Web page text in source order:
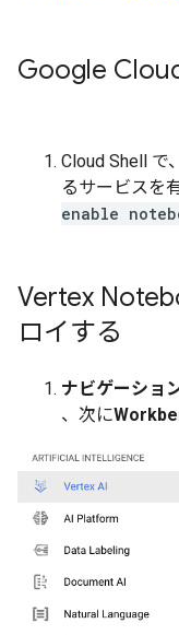
Google
Cloud Shell で
るサービスを
enable
Vertex
ロイする
ナビゲーショ
、次に